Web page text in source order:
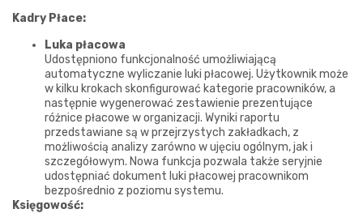
Kadry Płace:
Luka płacowa
Udostępniono funkcjonalność umożliwiającą
automatyczne wyliczanie luki płacowej. Użytkownik może
w kilku krokach skonfigurować kategorie pracowników, a
następnie wygenerować zestawienie prezentujące
różnice płacowe w organizacji. Wyniki raportu
przedstawiane są w przejrzystych zakładkach, z
możliwością analizy zarówno w ujęciu ogólnym, jak i
szczegółowym. Nowa funkcja pozwala także seryjnie
udostępniać dokument luki płacowej pracownikom
bezpośrednio z poziomu systemu.
Księgowość: